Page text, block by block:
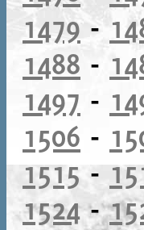
1479-
1488 -
1497 -
1506 -
1515-
1524-